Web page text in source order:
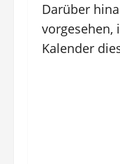
Darüber
vorgesehen,
Kalender